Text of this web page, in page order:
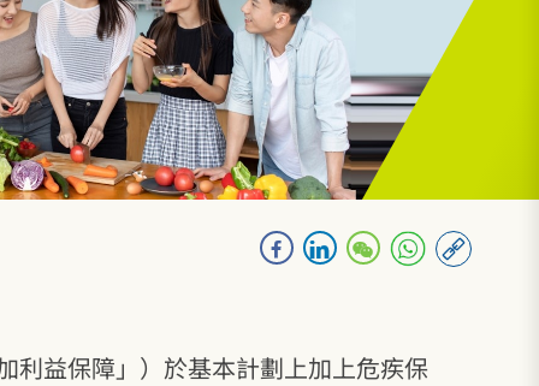
利益保障」）於基本計劃上加上危疾保